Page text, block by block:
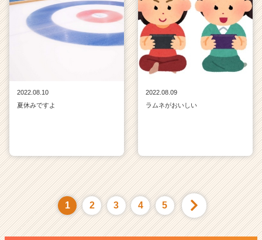
2022.08.10
夏休みですよ
2022.08.09
ラムネがおいしい
1 2 3 4 5